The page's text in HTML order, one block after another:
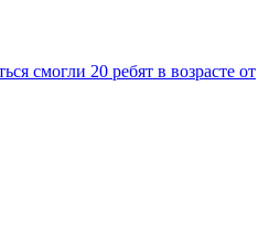
смогли 20 ребят в возрасте от